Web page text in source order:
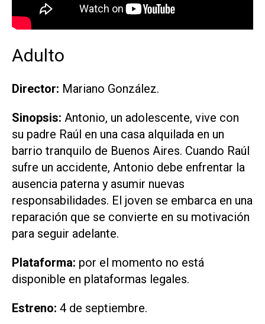
Adulto
Director: Mariano González.
Sinopsis: Antonio, un adolescente, vive con
su padre Raúl en una casa alquilada en un
barrio tranquilo de Buenos Aires. Cuando Raúl
sufre un accidente, Antonio debe enfrentar la
ausencia paterna y asumir nuevas
responsabilidades. El joven se embarca en una
reparación que se convierte en su motivación
para seguir adelante.
Plataforma: por el momento no está
disponible en plataformas legales.
Estreno: 4 de septiembre.